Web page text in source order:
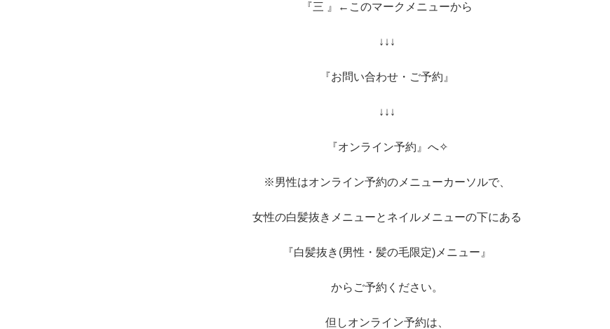
『三 』←このマークメニューから
↓↓↓
『お問い合わせ・ご予約』
↓↓↓
『オンライン予約』へ✧︎
※男性はオンライン予約のメニューカーソルで、
女性の白髪抜きメニューとネイルメニューの下にある
『白髪抜き(男性・髪の毛限定)メニュー』
からご予約ください。
但しオンライン予約は、